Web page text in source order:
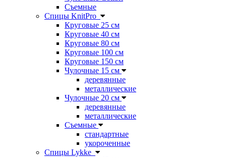
Съемные
Спицы KnitPro
Круговые 25 см
Круговые 40 см
Круговые 80 см
Круговые 100 см
Круговые 150 см
Чулочные 15 см
деревянные
металлические
Чулочные 20 см
деревянные
металлические
Съемные
стандартные
укороченные
Спицы Lykke